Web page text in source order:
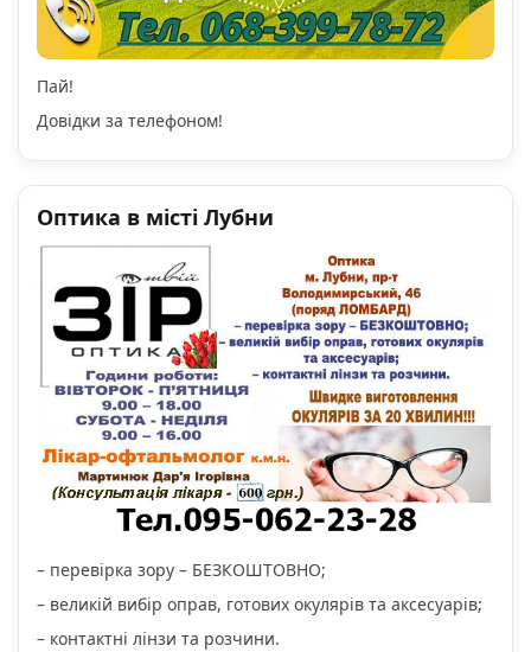
Пай!
Довідки за телефоном!
Оптика в місті Лубни
– перевірка зору – БЕЗКОШТОВНО;
– великій вибір оправ, готових окулярів та аксесуарів;
– контактні лінзи та розчини.